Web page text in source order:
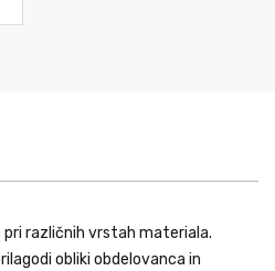
pri različnih vrstah materiala.
obliki obdelovanca in